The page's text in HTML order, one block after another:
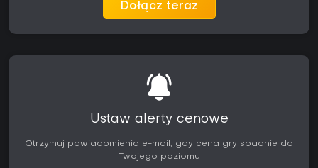
Dołącz teraz
Ustaw alerty cenowe
Otrzymuj powiadomienia e-mail, gdy cena gry spadnie do
Twojego poziomu